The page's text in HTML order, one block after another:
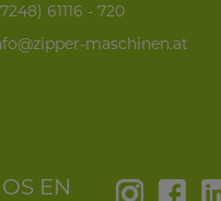
61116 - 720
maschinen.at
EN